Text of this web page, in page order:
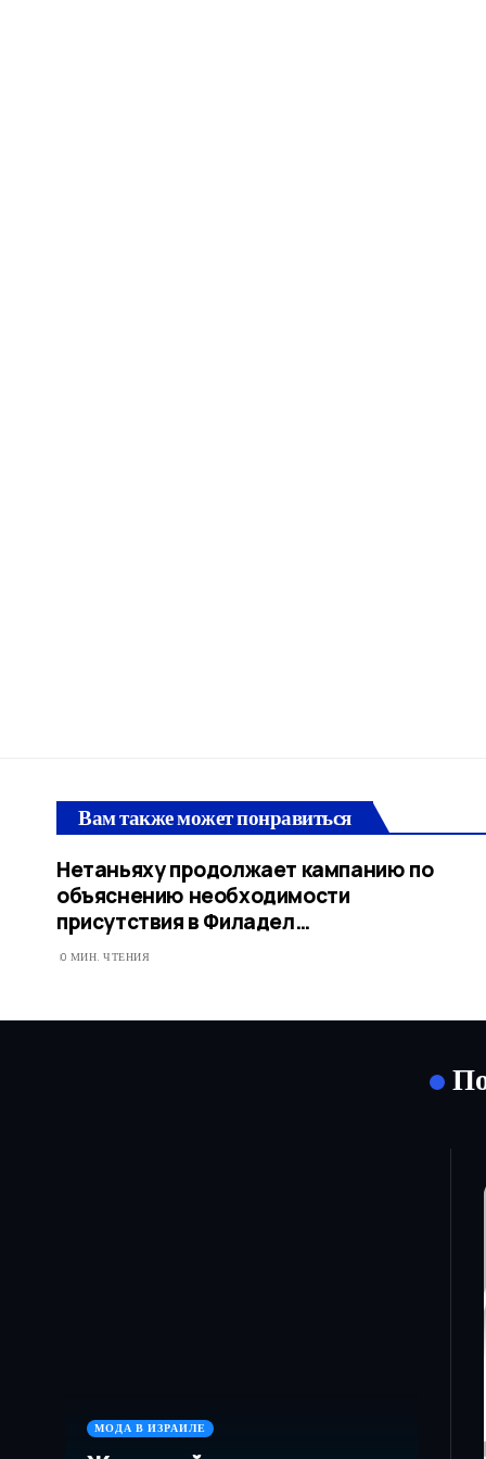
Вам также может понравиться
Нетаньяху продолжает кампанию по
объяснению необходимости
присутствия в Филадел…
0 МИН. ЧТЕНИЯ
МОДА В ИЗРАИЛЕ